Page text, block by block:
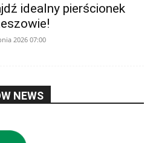
idealny pierścionek
2026 07:00
NEWS